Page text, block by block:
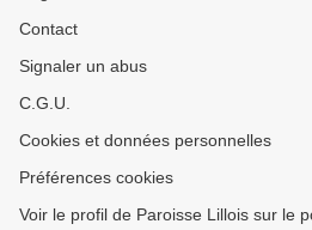
Contact
Signaler un abus
C.G.U.
Cookies et données personnelles
Préférences cookies
Voir le profil de Paroisse Lillois sur le